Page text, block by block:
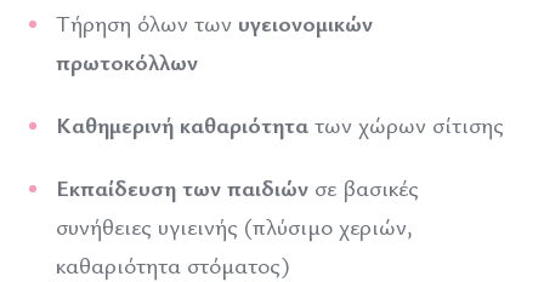
Τήρηση όλων των υγειονομικών
πρωτοκόλλων
Καθημερινή καθαριότητα των χώρων σίτισης
Εκπαίδευση των παιδιών σε βασικές
συνήθειες υγιεινής (πλύσιμο χεριών,
καθαριότητα στόματος)